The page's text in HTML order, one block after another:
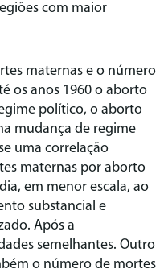
com maior
maternas e o número
os anos 1960 o aborto
político, o aborto
mudança de regime
uma correlação
maternas por aborto
em menor escala, ao
substancial e
Após a
semelhantes. Outro
o número de mortes